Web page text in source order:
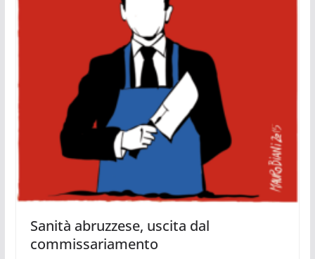
Sanità abruzzese, uscita dal
commissariamento